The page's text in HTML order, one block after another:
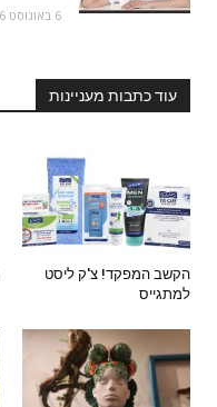
6 באוגוסט 2026
עוד כתבות מעניינות
הקשב המפקד! צ'ק ליסט
למתגייס